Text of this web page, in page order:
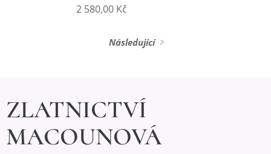
2 580,00 Kč
Následující
ZLATNICTVÍ
MACOUNOVÁ